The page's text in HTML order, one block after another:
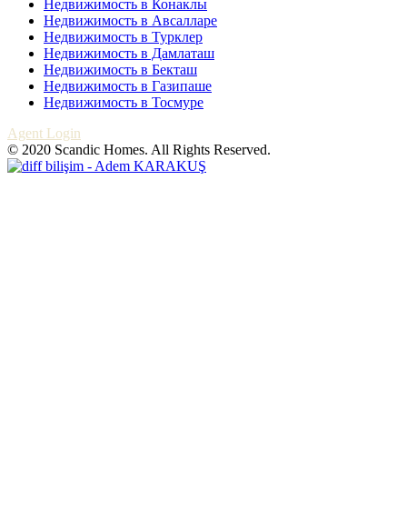
Недвижимость в Конаклы
Недвижимость в Авсалларе
Недвижимость в Турклер
Недвижимость в Дамлаташ
Недвижимость в Бекташ
Недвижимость в Газипаше
Недвижимость в Тосмуре
Agent Login
© 2020 Scandic Homes. All Rights Reserved.